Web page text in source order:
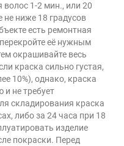
1-2 мин., или 20
не ниже 18 градусов
есть ремонтная
её нужным
окрашивайте весь
краска сильно густая,
10%), однако, краска
и не требует
складирования краска
либо за 24 часа при 18
изделие
покраски. Перед